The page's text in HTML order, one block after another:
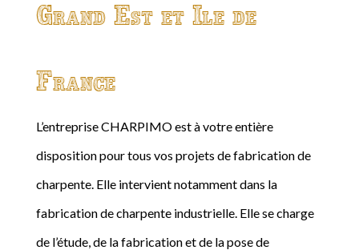
Grand Est et Ile de
France
L’entreprise CHARPIMO est à votre entière
disposition pour tous vos projets de fabrication de
charpente. Elle intervient notamment dans la
fabrication de charpente industrielle. Elle se charge
de l’étude, de la fabrication et de la pose de